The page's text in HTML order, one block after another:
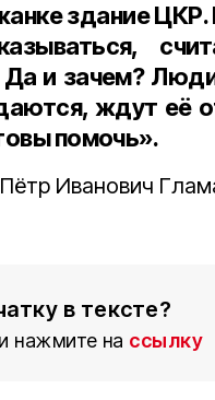
здание
Да и зачем?
ждут её
помочь».
Иванович
в тексте?
нажмите на ссылку